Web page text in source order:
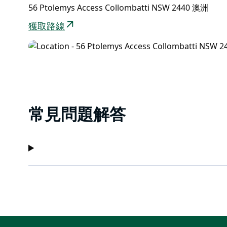
56 Ptolemys Access Collombatti NSW 2440 澳洲
獲取路線
常見問題解答